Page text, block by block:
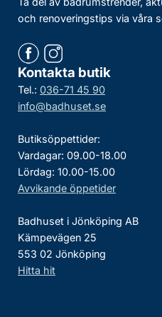
och renoveringstips via våra
Kontakta butik
Tel.: 036-71 45 90
info@badhuset.se
Butiksöppettider:
Vardagar: 09.00-18.00
Lördag: 10.00-15.00
Avvikande öppetider
Badhuset i Jönköping AB
Kämpevägen 25
553 02 Jönköping
Hitta hit